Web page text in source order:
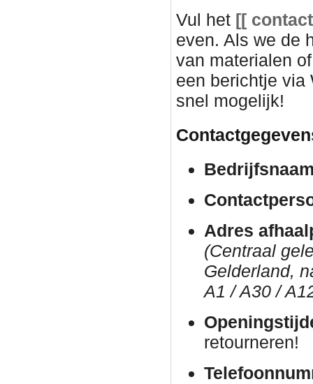
Vul het [[ c
even. Als we de
van materialen
een berichtje via
snel mogelijk!
Adres
(Centraal
Gelderland,
A1 / A30 /
retourneren!